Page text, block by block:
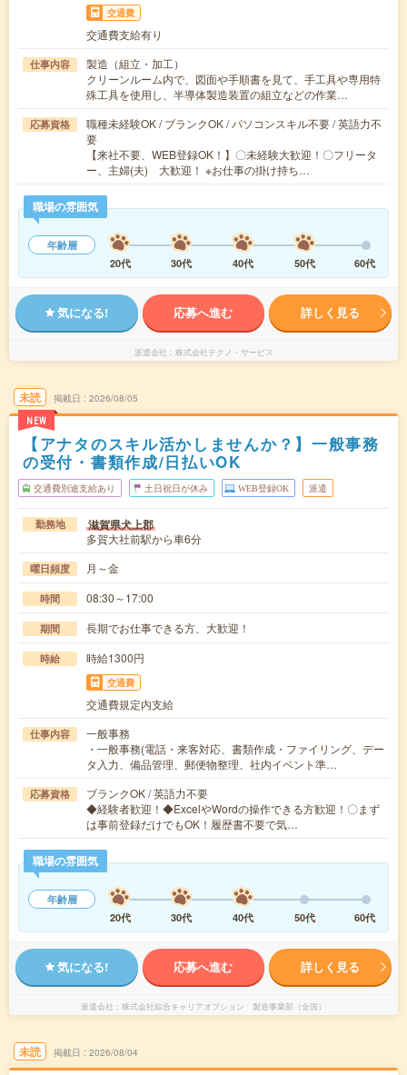
交通費
交通費支給有り
仕事内容
製造（組立・加工）
クリーンルーム内で、図面や手順書を見て、手工具や専用特
殊工具を使用し、半導体製造装置の組立などの作業…
応募資格
職種未経験OK / ブランクOK / パソコンスキル不要 / 英語力不
要
【来社不要、WEB登録OK！】〇未経験大歓迎！〇フリータ
ー、主婦(夫) 大歓迎！ ※お仕事の掛け持ち…
職場の雰囲気
年齢層
20代
30代 40代 50代 60代
気になる! 応募へ進む 詳しく見る
派遣会社 株式会社テクノ・サービス
未読
NEW
掲載日 2026/08/05
【アナタのスキル活かしませんか？】一般事務
の受付・書類作成/日払いOK
交通費別途支給あり 土日祝日が休み WEB登録OK 派遣
勤務地 滋賀県犬上郡
多賀大社前駅から車6分
曜日頻度 月～金
時間 08:30～17:00
期間 長期でお仕事できる方、大歓迎！
時給 時給1300円
交通費
交通費規定内支給
仕事内容
一般事務
・一般事務(電話・来客対応、書類作成・ファイリング、デー
タ入力、備品管理、郵便物整理、社内イベント準…
応募資格
ブランクOK / 英語力不要
◆経験者歓迎！◆ExcelやWordの操作できる方歓迎！〇まず
は事前登録だけでもOK！履歴書不要で気…
職場の雰囲気
年齢層
20代
30代 40代 50代 60代
気になる! 応募へ進む 詳しく見る
派遣会社 株式会社綜合キャリアオプション 製造事業部（全国）
未読 掲載日 2026/08/04